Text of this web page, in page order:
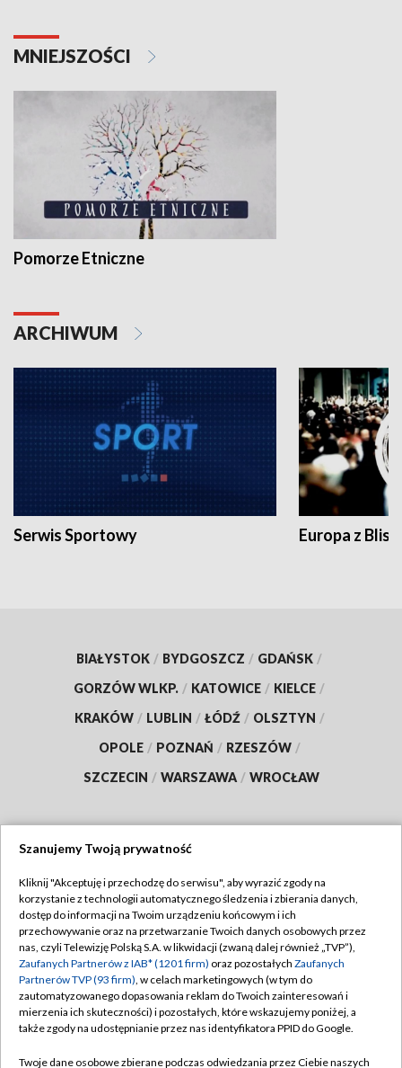
MNIEJSZOŚCI
Pomorze Etniczne
ARCHIWUM
Serwis Sportowy Europa z
BIAŁYSTOK / BYDGOSZCZ / GDAŃSK /
GORZÓW WLKP. / KATOWICE / KIELCE /
KRAKÓW / LUBLIN / ŁÓDŹ / OLSZTYN /
OPOLE / POZNAŃ / RZESZÓW /
SZCZECIN / WARSZAWA / WROCŁAW
TVP
Abonament TVP
Emisja w TVP
Centrum informacji TVP
Naziemna Telewizja Cyfrowa
Regulamin TVP
Polityka prywatności
Moje zgody
Pomoc
Szanujemy Twoją prywatność
Kliknij "Akceptuję i przechodzę do serwisu", aby wyrazić zgody na
korzystanie z technologii automatycznego śledzenia i zbierania danych,
dostęp do informacji na Twoim urządzeniu końcowym i ich
przechowywanie oraz na przetwarzanie Twoich danych osobowych przez
nas, czyli Telewizję Polską S.A. w likwidacji (zwaną dalej również „TVP”),
Zaufanych Partnerów z IAB* (1201 firm) oraz pozostałych Zaufanych
Partnerów TVP (93 firm), w celach marketingowych (w tym do
zautomatyzowanego dopasowania reklam do Twoich zainteresowań i
mierzenia ich skuteczności) i pozostałych, które wskazujemy poniżej, a
także zgody na udostępnianie przez nas identyfikatora PPID do Google.
Twoje dane osobowe zbierane podczas odwiedzania przez Ciebie naszych